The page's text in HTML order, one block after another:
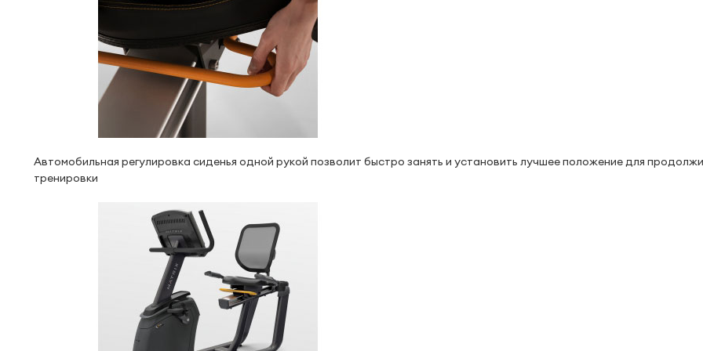
Автомобильная регулировка сиденья одной рукой позволит быстро занять и установить лучшее положение для
тренировки